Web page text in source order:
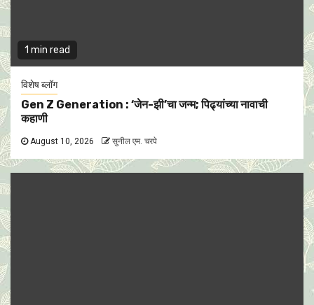
1 min read
विशेष ब्लॉग
Gen Z Generation : ‘जेन-झी’चा जन्म; पिढ्यांच्या नावाची
कहाणी
August 10, 2026 सुनील एम. चरपे